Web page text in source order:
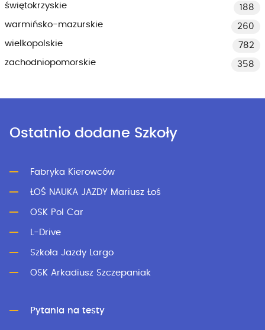
świętokrzyskie
188
warmińsko-mazurskie
260
wielkopolskie
782
zachodniopomorskie
358
Ostatnio dodane Szkoły
Fabryka Kierowców
ŁOŚ NAUKA JAZDY Mariusz Łoś
OSK Pol Car
L-Drive
Szkoła Jazdy Largo
OSK Arkadiusz Szczepaniak
Pytania na testy